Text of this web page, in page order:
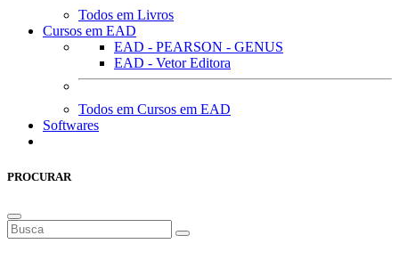
Todos em Livros
Cursos em EAD
EAD - PEARSON - GENUS
EAD - Vetor Editora
Todos em Cursos em EAD
Softwares
PROCURAR